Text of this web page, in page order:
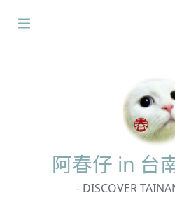
阿春仔 in 台
- DISCOVER